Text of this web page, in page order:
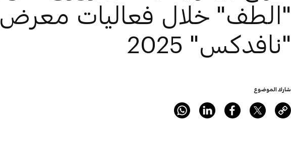
"الطف" خلال فعاليات معرض
"نافدكس" 2025
شارك الموضوع